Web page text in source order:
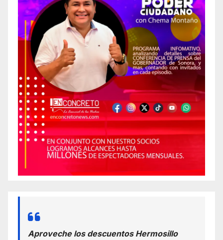
Aproveche los descuentos Hermosillo